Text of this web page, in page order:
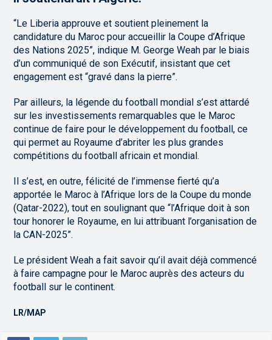
“Le Liberia approuve et soutient pleinement la
candidature du Maroc pour accueillir la Coupe d’Afrique
des Nations 2025”, indique M. George Weah par le biais
d’un communiqué de son Exécutif, insistant que cet
engagement est “gravé dans la pierre”.
Par ailleurs, la légende du football mondial s’est attardé
sur les investissements remarquables que le Maroc
continue de faire pour le développement du football, ce
qui permet au Royaume d’abriter les plus grandes
compétitions du football africain et mondial.
Il s’est, en outre, félicité de l’immense fierté qu’a
apportée le Maroc à l’Afrique lors de la Coupe du monde
(Qatar-2022), tout en soulignant que “l’Afrique doit à son
tour honorer le Royaume, en lui attribuant l’organisation de
la CAN-2025”.
Le président Weah a fait savoir qu’il avait déjà commencé
à faire campagne pour le Maroc auprès des acteurs du
football sur le continent.
LR/MAP